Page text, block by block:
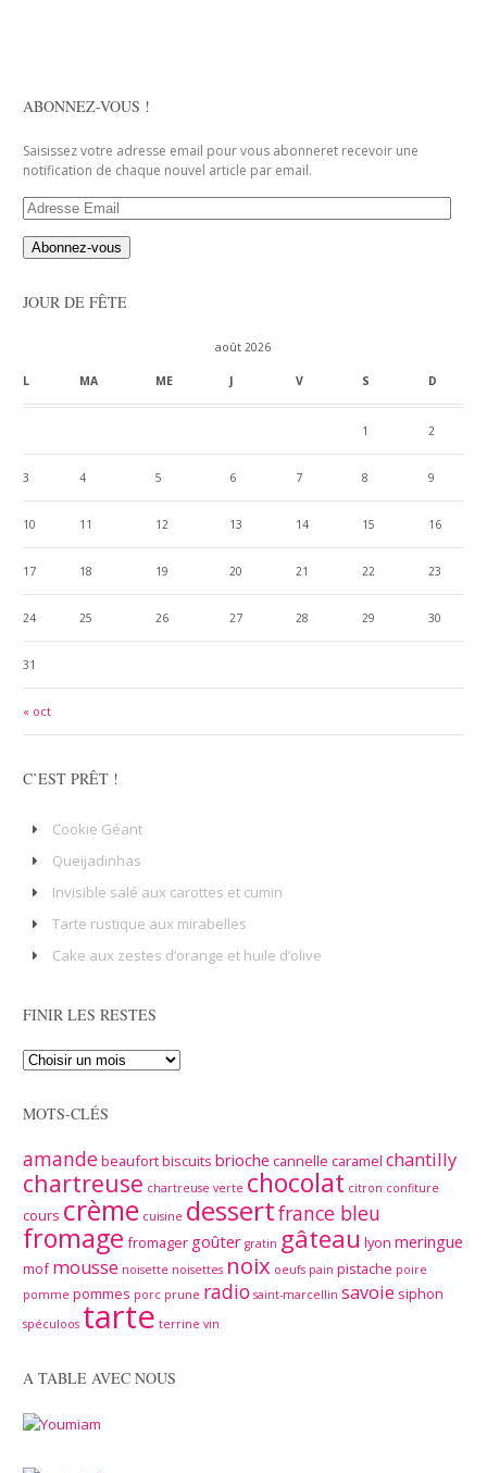
ABONNEZ-VOUS !
Saisissez votre adresse email pour vous abonneret recevoir une
notification de chaque nouvel article par email.
Adresse
Email
JOUR DE FÊTE
août 2026
L MA ME J V S D
« oct
1 2
3 4 5 6 7 8 9
10 11 12 13 14 15 16
17 18 19 20 21 22 23
24 25 26 27 28 29 30
31
C’EST PRÊT !
Cookie Géant
Queijadinhas
Invisible salé aux carottes et cumin
Tarte rustique aux mirabelles
Cake aux zestes d’orange et huile d’olive
FINIR LES RESTES
MOTS-CLÉS
amandebeaufortbiscuits brioche cannelle caramel chantilly
chartreuse chartreuse verte chocolat citron confiture
cours crème cuisine dessertfrance bleu
fromage fromager goûter gratin gâteau lyon meringue
mof mousse noisette noisettes noix oeufs pain pistache poire
pomme pommes porc prune radio saint-marcellin savoie siphon
spéculoos tarte terrine vin
A TABLE AVEC NOUS